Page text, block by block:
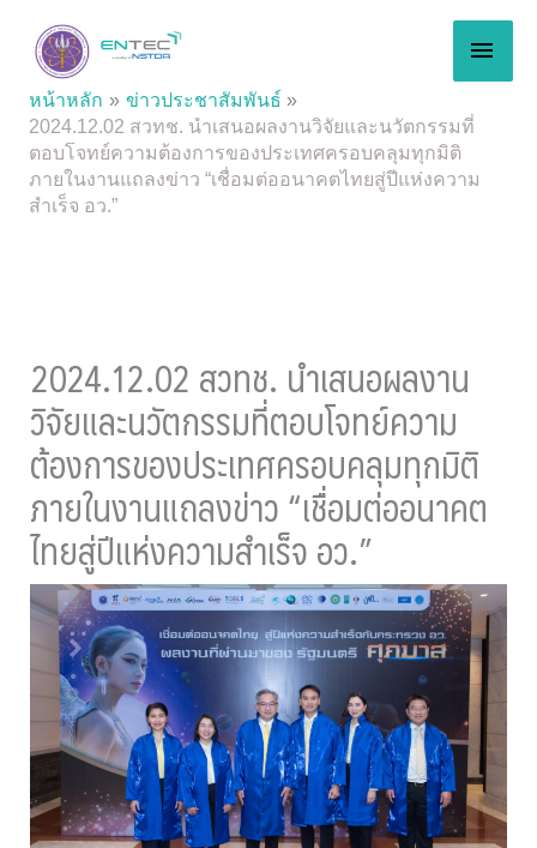
content
หน้าหลัก
ข่าวประชาสัมพันธ์
2024.12.02 สวทช. นำเสนอผลงานวิจัยและนวัตกรรมที่
ตอบโจทย์ความต้องการของประเทศครอบคลุมทุกมิติ
ภายในงานแถลงข่าว “เชื่อมต่ออนาคตไทยสู่ปีแห่งความ
สำเร็จ อว.”
2024.12.02 สวทช. นำเสนอผลงาน
วิจัยและนวัตกรรมที่ตอบโจทย์ความ
ต้องการของประเทศครอบคลุมทุกมิติ
ภายในงานแถลงข่าว “เชื่อมต่ออนาคต
ไทยสู่ปีแห่งความสำเร็จ อว.”